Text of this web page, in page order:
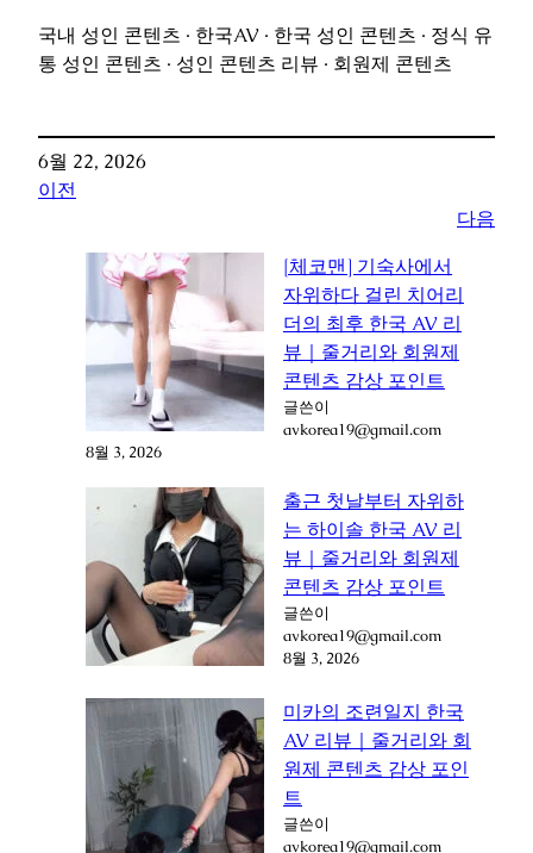
국내 성인 콘텐츠 · 한국AV · 한국 성인 콘텐츠 · 정식 유
통 성인 콘텐츠 · 성인 콘텐츠 리뷰 · 회원제 콘텐츠
6월 22, 2026
이전
다음
[체코맨] 기숙사에서
자위하다 걸린 치어리
더의 최후 한국 AV 리
뷰｜줄거리와 회원제
콘텐츠 감상 포인트
글쓴이
avkorea19@gmail.com
8월 3, 2026
출근 첫날부터 자위하
는 하이솔 한국 AV 리
뷰｜줄거리와 회원제
콘텐츠 감상 포인트
글쓴이
avkorea19@gmail.com
8월 3, 2026
미카의 조련일지 한국
AV 리뷰｜줄거리와 회
원제 콘텐츠 감상 포인
트
글쓴이
avkorea19@gmail.com